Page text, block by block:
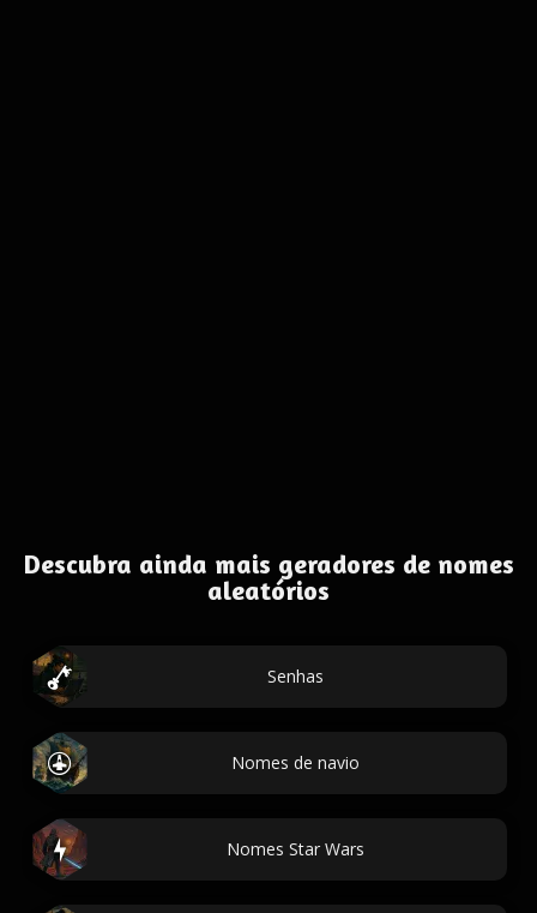
Descubra ainda mais geradores de nomes
aleatórios
Senhas
Nomes de navio
Nomes Star Wars